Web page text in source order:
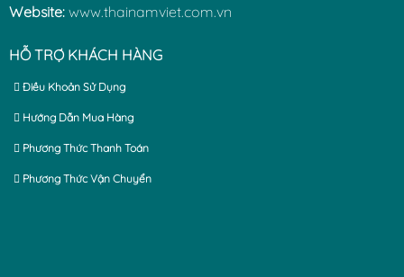
Website: www.thainamviet.com.vn
HỖ TRỢ KHÁCH HÀNG
Điều Khoản Sử Dụng
Hướng Dẫn Mua Hàng
Phương Thức Thanh Toán
Phương Thức Vận Chuyển